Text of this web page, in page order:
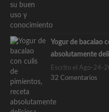
Yogur de bacalao
absolutamente
Escrito el Ago-24-
32 Comentarios